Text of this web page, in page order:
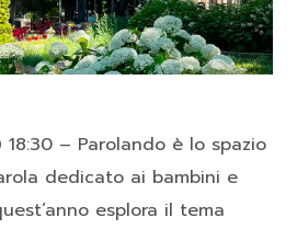
– Parolando è lo spazio
dedicato ai bambini e
esplora il tema